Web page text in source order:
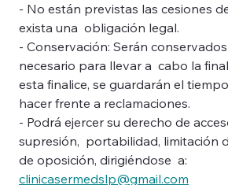
- No están previstas las cesiones
exista una  obligación legal.
- Conservación: Serán
necesario para llevar a  cabo la
esta finalice, se guardarán el
hacer frente a reclamaciones.
- Podrá ejercer su derecho de
supresión,  portabilidad, limitación
clinicasermedslp@gmail.com